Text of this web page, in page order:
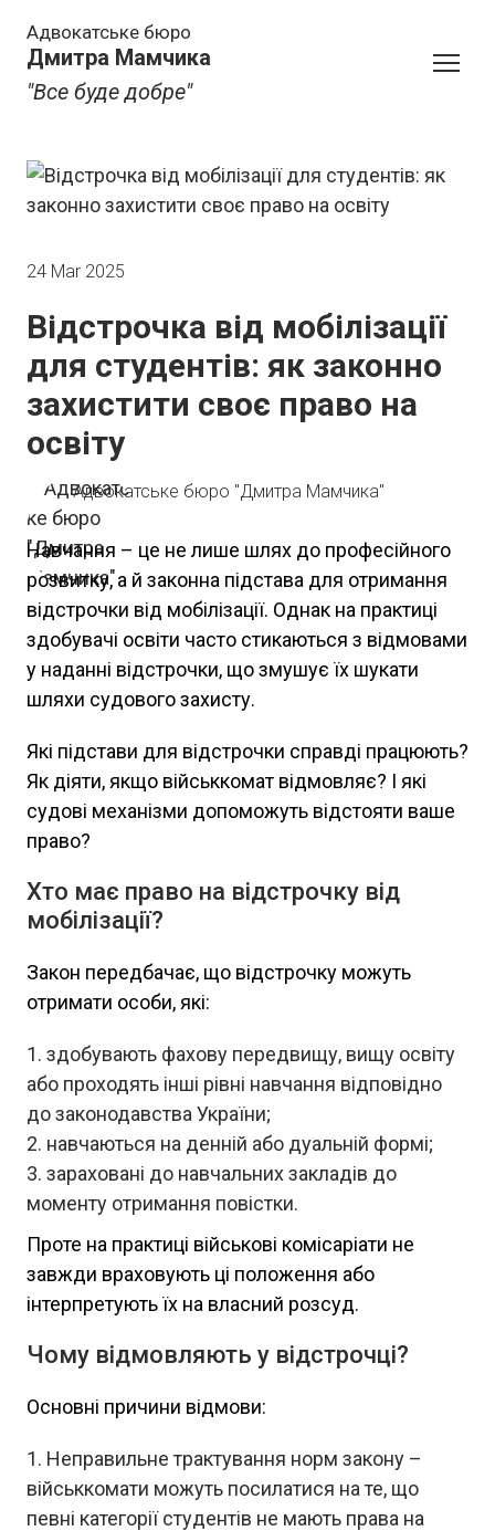
Адвокатське бюро
Дмитра Мамчика
"Все буде добре"
24 Mar 2025
Відстрочка від мобілізації
для студентів: як законно
захистити своє право на
освіту
Адвокатське бюро "Дмитра Мамчика"
Навчання – це не лише шлях до професійного
розвитку, а й законна підстава для отримання
відстрочки від мобілізації. Однак на практиці
здобувачі освіти часто стикаються з відмовами
у наданні відстрочки, що змушує їх шукати
шляхи судового захисту.
Які підстави для відстрочки справді працюють?
Як діяти, якщо військкомат відмовляє? І які
судові механізми допоможуть відстояти ваше
право?
Хто має право на відстрочку від
мобілізації?
Закон передбачає, що відстрочку можуть
отримати особи, які:
здобувають фахову передвищу, вищу освіту
або проходять інші рівні навчання відповідно
до законодавства України;
навчаються на денній або дуальній формі;
зараховані до навчальних закладів до
моменту отримання повістки.
Проте на практиці військові комісаріати не
завжди враховують ці положення або
інтерпретують їх на власний розсуд.
Чому відмовляють у відстрочці?
Основні причини відмови:
Неправильне трактування норм закону –
військкомати можуть посилатися на те, що
певні категорії студентів не мають права на